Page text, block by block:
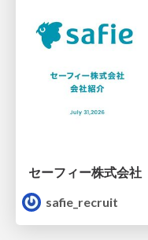
セーフィー株式会社
safie_recruit